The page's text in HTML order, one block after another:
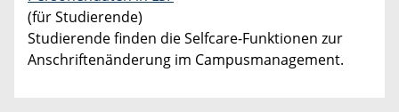
(für Studierende)
Studierende finden die Selfcare-Funktionen zur
Anschriftenänderung im Campusmanagement.